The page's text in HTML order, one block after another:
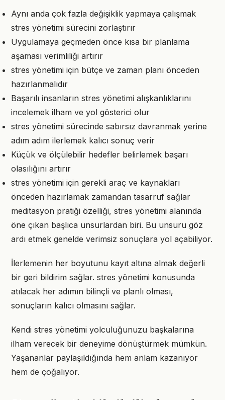
Aynı anda çok fazla değişiklik yapmaya çalışmak
stres yönetimi sürecini zorlaştırır
Uygulamaya geçmeden önce kısa bir planlama
aşaması verimliliği artırır
stres yönetimi için bütçe ve zaman planı önceden
hazırlanmalıdır
Başarılı insanların stres yönetimi alışkanlıklarını
incelemek ilham ve yol gösterici olur
stres yönetimi sürecinde sabırsız davranmak yerine
adım adım ilerlemek kalıcı sonuç verir
Küçük ve ölçülebilir hedefler belirlemek başarı
olasılığını artırır
stres yönetimi için gerekli araç ve kaynakları
önceden hazırlamak zamandan tasarruf sağlar
meditasyon pratiği özelliği, stres yönetimi alanında
öne çıkan başlıca unsurlardan biri. Bu unsuru göz
ardı etmek genelde verimsiz sonuçlara yol açabiliyor.
İlerlemenin her boyutunu kayıt altına almak değerli
bir geri bildirim sağlar. stres yönetimi konusunda
atılacak her adımın bilinçli ve planlı olması,
sonuçların kalıcı olmasını sağlar.
Kendi stres yönetimi yolculuğunuzu başkalarına
ilham verecek bir deneyime dönüştürmek mümkün.
Yaşananlar paylaşıldığında hem anlam kazanıyor
hem de çoğalıyor.